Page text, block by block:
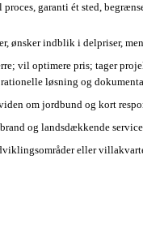
proces, garanti ét sted,
ønsker indblik i delpriser,
vil optimere pris; tager
rationelle løsning og
om jordbund og kort
og landsdækkende
eller